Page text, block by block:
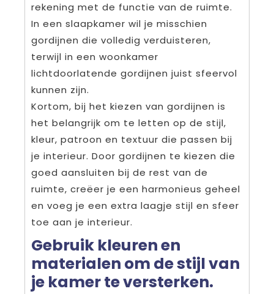
rekening met de functie van de ruimte.
In een slaapkamer wil je misschien
gordijnen die volledig verduisteren,
terwijl in een woonkamer
lichtdoorlatende gordijnen juist sfeervol
kunnen zijn.
Kortom, bij het kiezen van gordijnen is
het belangrijk om te letten op de stijl,
kleur, patroon en textuur die passen bij
je interieur. Door gordijnen te kiezen die
goed aansluiten bij de rest van de
ruimte, creëer je een harmonieus geheel
en voeg je een extra laagje stijl en sfeer
toe aan je interieur.
Gebruik kleuren en
materialen om de stijl van
je kamer te versterken.